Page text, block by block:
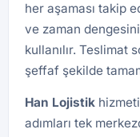
her aşaması takip
ve zaman
kullanılır. Teslimat
şeffaf şekilde
Han Lojistik
adımları tek